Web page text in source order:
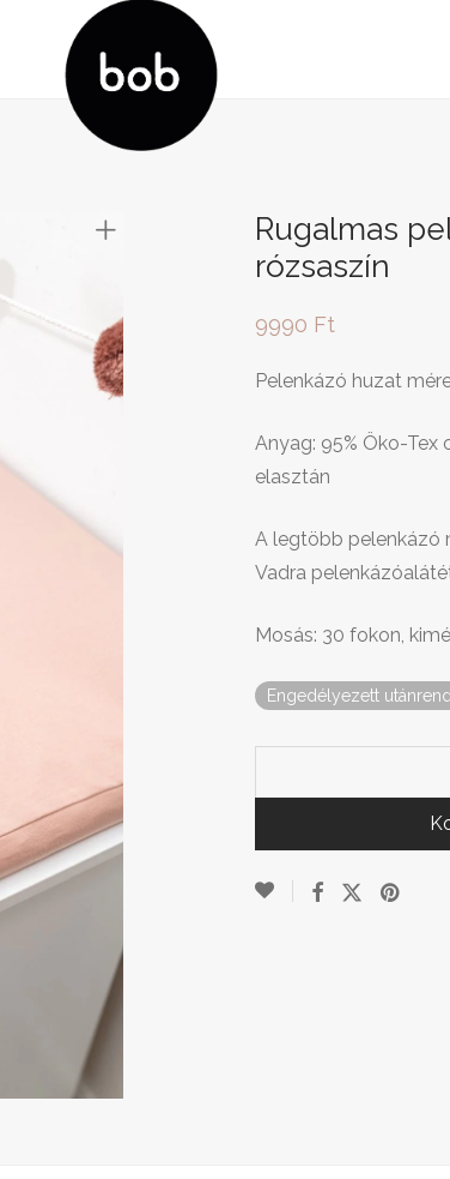
Rugalmas
rózsaszín
9990 Ft
Pelenkázó huzat
Anyag: 95% Öko-Tex
elasztán
A legtöbb pelenkázó
Vadra
Mosás: 30 fokon,
Engedélyezett